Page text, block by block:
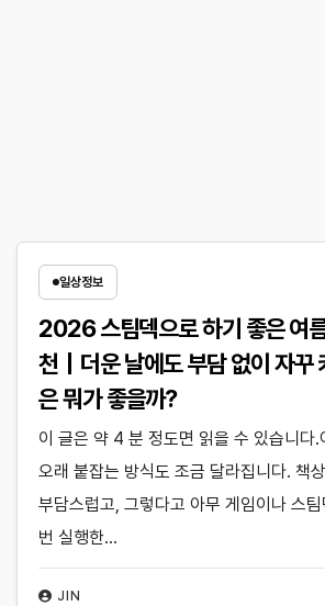
일상정보
2026 스팀덱으로 하기 좋은 여
천｜더운 날에도 부담 없이 자꾸
은 뭐가 좋을까?
JIN
이 글은 약 4 분 정도면 읽을 수 있습니다.
오래 붙잡는 방식도 조금 달라집니다. 책
부담스럽고, 그렇다고 아무 게임이나 스
번 실행한…